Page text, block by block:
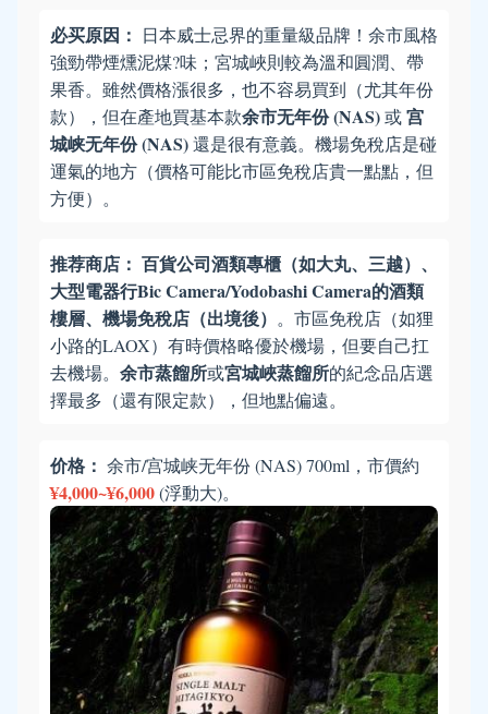
必买原因： 日本威士忌界的重量級品牌！余市風格
強勁帶煙燻泥煤?️味；宮城峽則較為溫和圓潤、帶
果香。雖然價格漲很多，也不容易買到（尤其年份
款），但在產地買基本款余市无年份 (NAS)或宫
城峡无年份 (NAS)還是很有意義。機場免稅店是碰
運氣的地方（價格可能比市區免稅店貴一點點，但
方便）。
推荐商店： 百貨公司酒類專櫃（如大丸、三越）、
大型電器行Bic Camera/Yodobashi Camera的酒類
樓層、機場免稅店（出境後） 。市區免稅店（如狸
小路的LAOX）有時價格略優於機場，但要自己扛
去機場。 余市蒸餾所或宮城峽蒸餾所的紀念品店選
擇最多（還有限定款），但地點偏遠。
价格： 余市/宫城峡无年份 (NAS) 700ml，市價約
¥4,000~¥6,000(浮動大)。